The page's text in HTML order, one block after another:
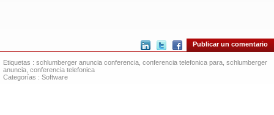
Malcolm Theobald, Vicepresidente de Relaciones con los Inversionistas
Joy V. Domingo, Gerente de Relaciones con los Inversionistas
Oficina: +1 713-375-3535
investor-relations@slb.com
Publicar un comentario
Etiquetas : schlumberger anuncia conferencia conferencia telefonica para schlumberger
anuncia conferencia telefonica
Categorías : Software